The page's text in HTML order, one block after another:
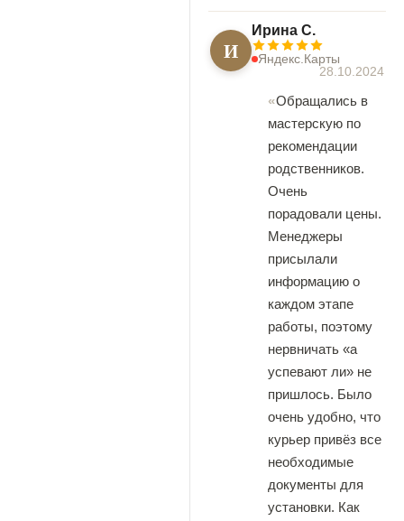
И
Ирина С.
Яндекс.Карты
28.10.2024
Обращались в
мастерскую по
рекомендации
родственников.
Очень
порадовали цены.
Менеджеры
присылали
информацию о
каждом этапе
работы, поэтому
нервничать «а
успевают ли» не
пришлось. Было
очень удобно, что
курьер привёз все
необходимые
документы для
установки. Как